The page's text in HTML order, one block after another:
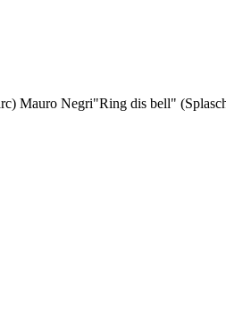
Mauro Negri"Ring dis bell"